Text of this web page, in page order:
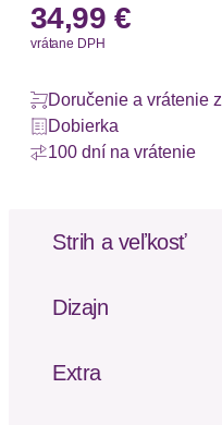
34,99 €
vrátane DPH
Doručenie a vrátenie
Dobierka
100 dní na vrátenie
Strih a veľkosť
Dĺžka: Normálna dĺžka
Dĺžka rukávu:
Dizajn
Unikat. Gestreifte
Extra